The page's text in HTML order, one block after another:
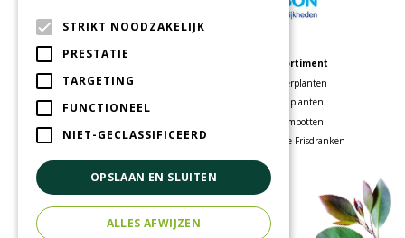
Tuincentrum
Speelparadijs
Woonwinkel
Assortiment
Kamerplanten
Tuinplanten
Bloempotten
Voordelige Frisdranken
© Tuincentrum Oosterhout
Green Solutions
STRIKT NOODZAKELIJK
PRESTATIE
TARGETING
FUNCTIONEEL
NIET-GECLASSIFICEERD
OPSLAAN EN SLUITEN
ALLES AFWIJZEN